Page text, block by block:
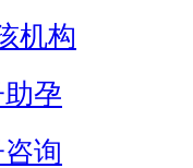
机构
孕
询